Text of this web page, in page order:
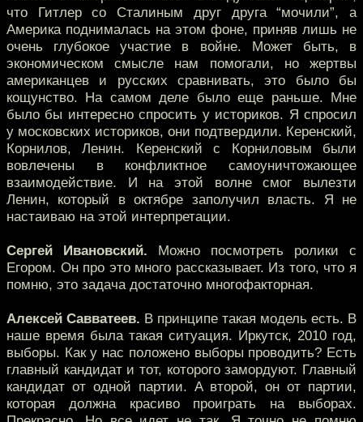
что Гитлер со Сталиным друг друга “мочили”, а
Америка поднималась на этом фоне, приняв лишь не
очень глубокое участие в войне. Может быть, в
экономическом смысле нам помогали, но жертвы
американцев и русских сравнивать, это было бы
кощунство. На самом деле было еще раньше. Мне
было бы интересно спросить у историков. Я спросил
у московских историков, они подтвердили. Керенский,
Корнилов, Ленин. Керенский с Корниловым были
вовлечены в конфликтное самоуничтожающее
взаимодействие. И на этой волне смог вылезти
Ленин, который в октябре заполучил власть. Я не
настаиваю на этой интерпретации.
Сергей Ивановский. Можно посмотреть ролики с
Егором. Он про это много рассказывает. Из того, что я
помню, это задача достаточно многофакторная.
Алексей Савватеев. В принципе такая модель есть. В
наше время была такая ситуация. Иркутск, 2010 год,
выборы. Как у нас положено выборы проводить? Есть
главный кандидат и тот, которого замордуют. Главный
кандидат от одной партии. А второй, он от партии,
которая должна красиво проиграть на выборах.